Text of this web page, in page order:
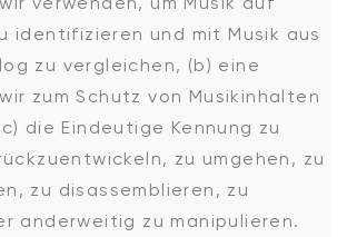
identifizieren und mit Musik aus
zu vergleichen, (b) eine
zum Schutz von Musikinhalten
die Eindeutige Kennung zu
zu umgehen, zu
zu disassemblieren, zu
anderweitig zu manipulieren.